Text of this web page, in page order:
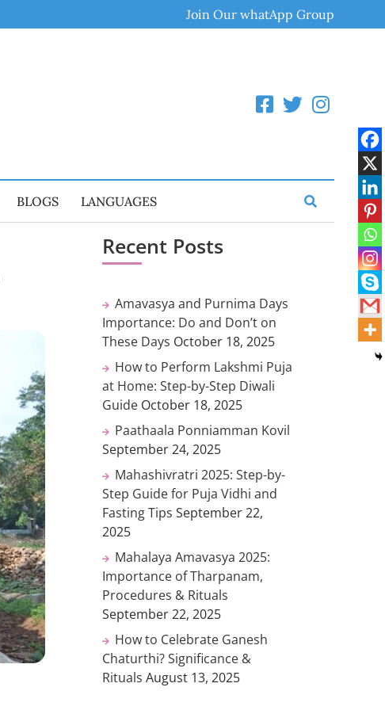
Join Our whatApp Group
BLOGS LANGUAGES
Recent Posts
Amavasya and Purnima Days
Importance: Do and Don’t on
These Days October 18, 2025
How to Perform Lakshmi Puja
at Home: Step-by-Step Diwali
Guide October 18, 2025
Paathaala Ponniamman Kovil
September 24, 2025
Mahashivratri 2025: Step-by-
Step Guide for Puja Vidhi and
Fasting Tips September 22,
2025
Mahalaya Amavasya 2025:
Importance of Tharpanam,
Procedures & Rituals
September 22, 2025
How to Celebrate Ganesh
Chaturthi? Significance &
Rituals August 13, 2025